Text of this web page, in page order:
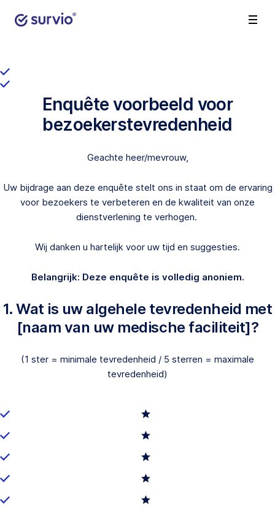
Enquête voorbeeld voor
bezoekerstevredenheid
Geachte heer/mevrouw,
Uw bijdrage aan deze enquête stelt ons in staat om de ervaring
voor bezoekers te verbeteren en de kwaliteit van onze
dienstverlening te verhogen.
Wij danken u hartelijk voor uw tijd en suggesties.
Belangrijk: Deze enquête is volledig anoniem.
1. Wat is uw algehele tevredenheid met
[naam van uw medische faciliteit]?
(1 ster = minimale tevredenheid / 5 sterren = maximale
tevredenheid)